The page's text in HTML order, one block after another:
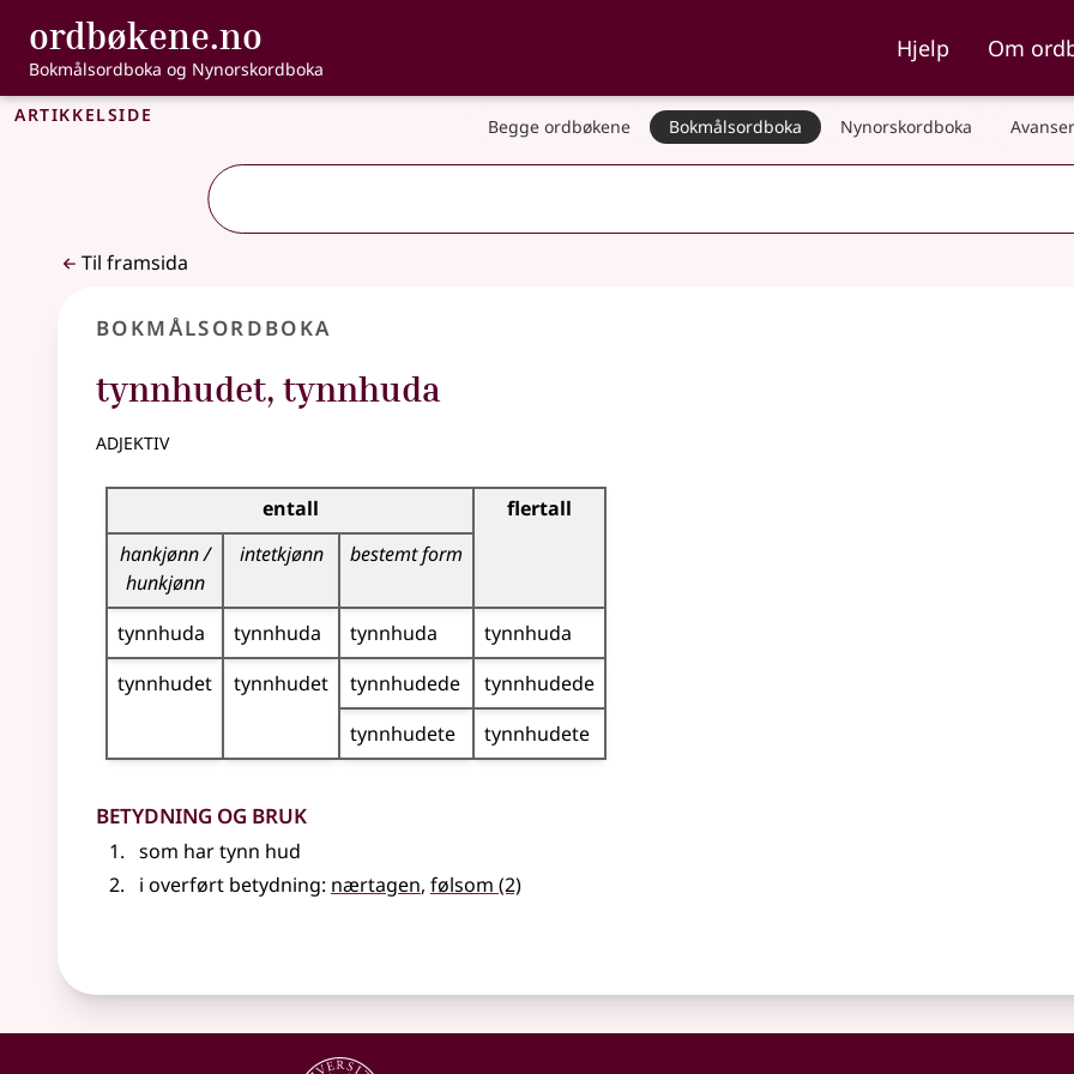
Gå til hovudinnhald
Tilgjenge
ordbøkene.no , Bokmålsordboka og Nynorskordboka
Bokmålsordboka og Nynorskordboka
Hjelp Om
Artikkelside Begge ordbøkene Bokmålsordboka Nynorskordboka
Til framsida
Bokmålsordboka
tynnhudet, tynnhuda
adjektiv
Bøyingstabell for dette adjektivet
entall
flertall
hankjønn /
hunkjønn
intetkjønn bestemt form
tynnhuda tynnhuda tynnhuda
tynnhuda
tynnhudet
tynnhudet tynnhudede
tynnhudede
tynnhudete
tynnhudete
Betydning og bruk
som har tynn hud
i overført betydning: nærtagen, følsom (2)